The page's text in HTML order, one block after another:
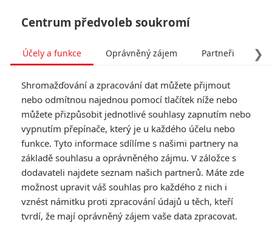
Nepohodlný
V odlehlé části Severní Keni je
nalezena brutálně zavražděná
aktivistka Tessa Quayle. Její
manžel Justin, člen Britského
Centrum předvoleb soukromí
❯
Účely a funkce Oprávněný zájem Partneři
Shromažďování a zpracování dat můžete přijmout
nebo odmítnou najednou pomocí tlačítek níže nebo
můžete přizpůsobit jednotlivé souhlasy zapnutím nebo
vypnutím přepínače, který je u každého účelu nebo
funkce. Tyto informace sdílíme s našimi partnery na
základě souhlasu a oprávněného zájmu. V záložce s
dodavateli najdete seznam našich partnerů. Máte zde
možnost upravit váš souhlas pro každého z nich i
vznést námitku proti zpracování údajů u těch, kteří
tvrdí, že mají oprávněný zájem vaše data zpracovat.